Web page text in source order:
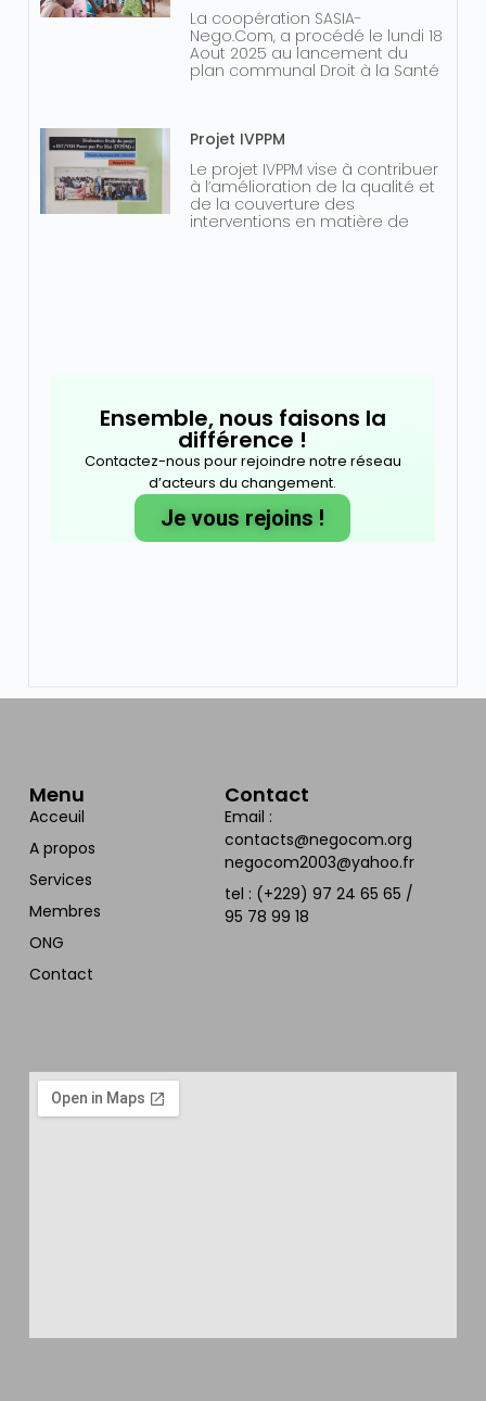
La coopération SASIA-
Nego.Com, a procédé le lundi 18
Aout 2025 au lancement du
plan communal Droit à la Santé
Projet IVPPM
Le projet IVPPM vise à contribuer
à l’amélioration de la qualité et
de la couverture des
interventions en matière de
Ensemble, nous faisons la
différence !
Contactez-nous pour rejoindre notre réseau
d’acteurs du changement.
Je vous rejoins !
Menu
Acceuil
A propos
Services
Membres
ONG
Contact
Contact
Email :
contacts@negocom.org
negocom2003@yahoo.fr
tel : (+229) 97 24 65 65 /
95 78 99 18